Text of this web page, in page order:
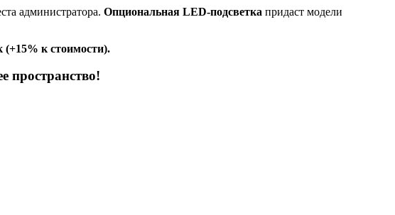
администратора. Опциональная LED-подсветка придаст модели
к стоимости).
пространство!